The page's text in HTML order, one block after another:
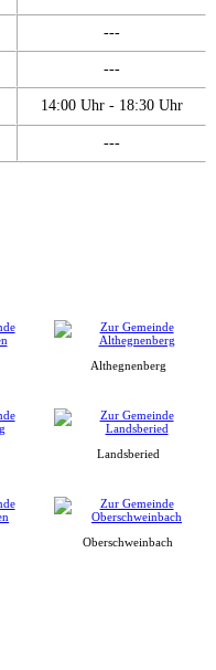
---
---
14:00 Uhr - 18:30 Uhr
---
Althegnenberg
Landsberied
Oberschweinbach